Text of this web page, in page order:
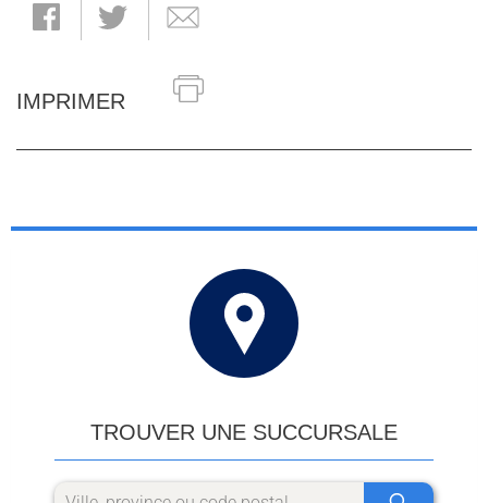
IMPRIMER
TROUVER UNE SUCCURSALE